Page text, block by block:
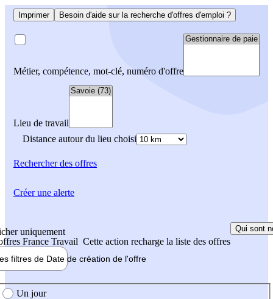
Imprimer Besoin d'aide sur la recherche d'offres d'emploi ?
Métier, compétence, mot-clé, numéro d'offre
Lieu de travail
Distance autour du lieu choisi
Rechercherdes offres
uniquement
France Travail Cette action recharge la liste des offres
Qui sont
filtres de Date de création de l'offre
création de l'offre
Un jour
Créer une alerte